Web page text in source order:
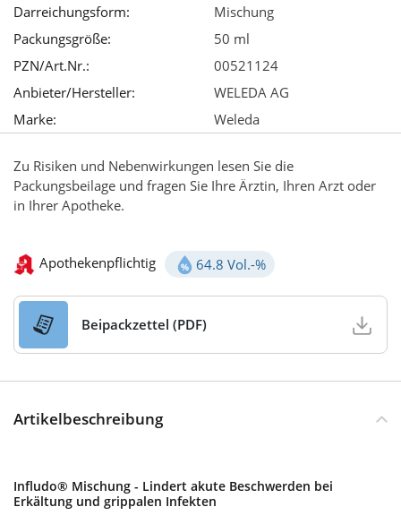
Darreichungsform:
Mischung
Packungsgröße:
50 ml
PZN/Art.Nr.:
00521124
Anbieter/Hersteller:
WELEDA AG
Marke:
Weleda
Zu Risiken und Nebenwirkungen lesen Sie die
Packungsbeilage und fragen Sie Ihre Ärztin, Ihren Arzt oder
in Ihrer Apotheke.
Apothekenpflichtig 64.8 Vol.-%
Alkoholgehalt 64.8Vol.-%
Beipackzettel (PDF)
Artikelbeschreibung
Infludo® Mischung - Lindert akute Beschwerden bei
Erkältung und grippalen Infekten